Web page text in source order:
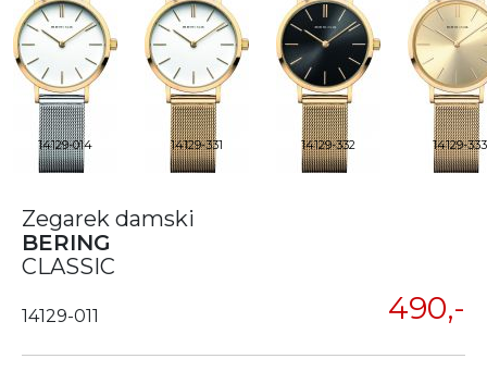
14129-014 14129-331 14129-332 14129-333
Zegarek damski
BERING
CLASSIC
14129-011 490,-